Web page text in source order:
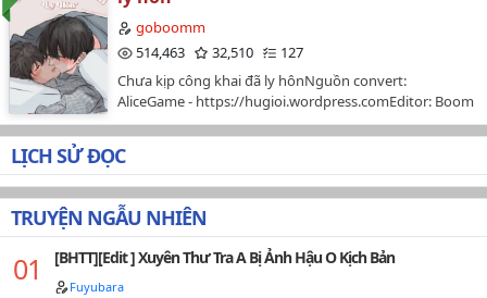
46
47
48
49
50
51
52
Nữ Ngỗ Tác*; Nữ pháp y vẽ tranh xương cốt; Tác giả: Li
Duo Wu - Li Đa Ô.Translations: Emily Ton.Converter: Abe
(Wikidich)+ *Nữ ngỗ tác: Nữ tử chuyên khám nghiệm
tử thi; Nữ pháp y.+ Truyện trinh thám, 1v1…
edit: https://blovez.wordpress.com/danmei-novel/da-
hoan/内裤与男神-quan-lot-va-nam-than/…
goboomm
514,463
32,510
127
Chưa kịp công khai đã ly hônNguồn convert:
AliceGame - https://hugioi.wordpress.comEditor: Boom
(tui🙋🏻‍♀️)-Tác giả: Đoản Miệt Tử Sai SaiThể loại: gương vỡ
lại lành, showbiz, muộn tao si tình ảnh đế công x giải
phóng bản thân tiêu sái thụ, heNhân vật chính:
Nghiêm Tự, Kha Tây NinhTình trạng bản gốc: 124
chương + 5 PNTình trạng bản edit: hoàn chính văn-
TRUYỆN EDIT CHỈ ĐÚNG 80-90%, mình edit vì sở thích
nên trình độ có hạn, mọi người cứ tuỳ tiện đọc, có thể
đóng góp ý kiến nhưng xin hãy nhẹ nhàng chứ đừng
buông lời cay đắng nha Q_Q…
LỊCH SỬ ĐỌC
TRUYỆN NGẪU NHIÊN
[BHTT][Edit ] Xuyên Thư Tra A Bị Ảnh Hậu O Kịch Bản
Fuyubara